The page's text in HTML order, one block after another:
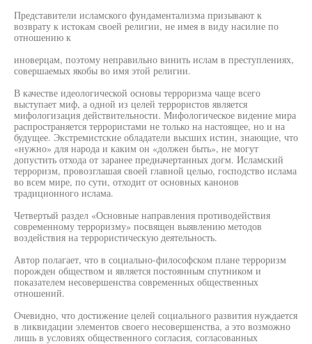
Представители исламского фундаментализма призывают к
возврату к истокам своей религии, не имея в виду насилие по
отношению к
иноверцам, поэтому неправильно винить ислам в преступлениях,
совершаемых якобы во имя этой религии.
В качестве идеологической основы терроризма чаще всего
выступает миф, а одной из целей террористов является
мифологизация действительности. Мифологическое видение мира
распространяется террористами не только на настоящее, но и на
будущее. Экстремистские обладатели высших истин, знающие, что
«нужно» для народа и каким он «должен быть», не могут
допустить отхода от заранее предначертанных догм. Исламский
терроризм, провозглашая своей главной целью, господство ислама
во всем мире, по сути, отходит от основных канонов
традиционного ислама.
Четвертый раздел «Основные направления противодействия
современному терроризму» посвящен выявлению методов
воздействия на террористическую деятельность.
Автор полагает, что в социально-философском плане терроризм
порожден обществом и является постоянным спутником и
показателем несовершенства современных общественных
отношений.
Очевидно, что достижение целей социального развития нуждается
в ликвидации элементов своего несовершенства, а это возможно
лишь в условиях общественного согласия, согласованных